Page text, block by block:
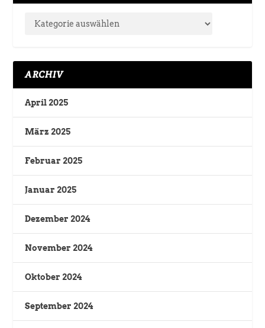
ARCHIV
April 2025
März 2025
Februar 2025
Januar 2025
Dezember 2024
November 2024
Oktober 2024
September 2024